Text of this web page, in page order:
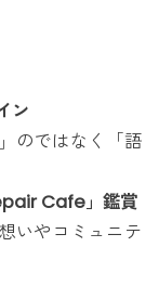
ン
のではなく「語
Cafe」鑑賞
いやコミュニテ